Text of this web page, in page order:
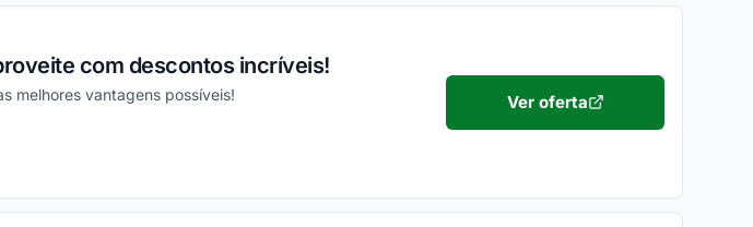
com descontos incríveis!
melhores vantagens possíveis! Ver oferta